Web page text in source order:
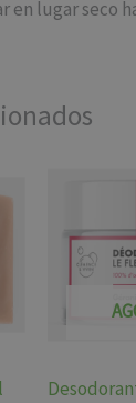
en lugar seco